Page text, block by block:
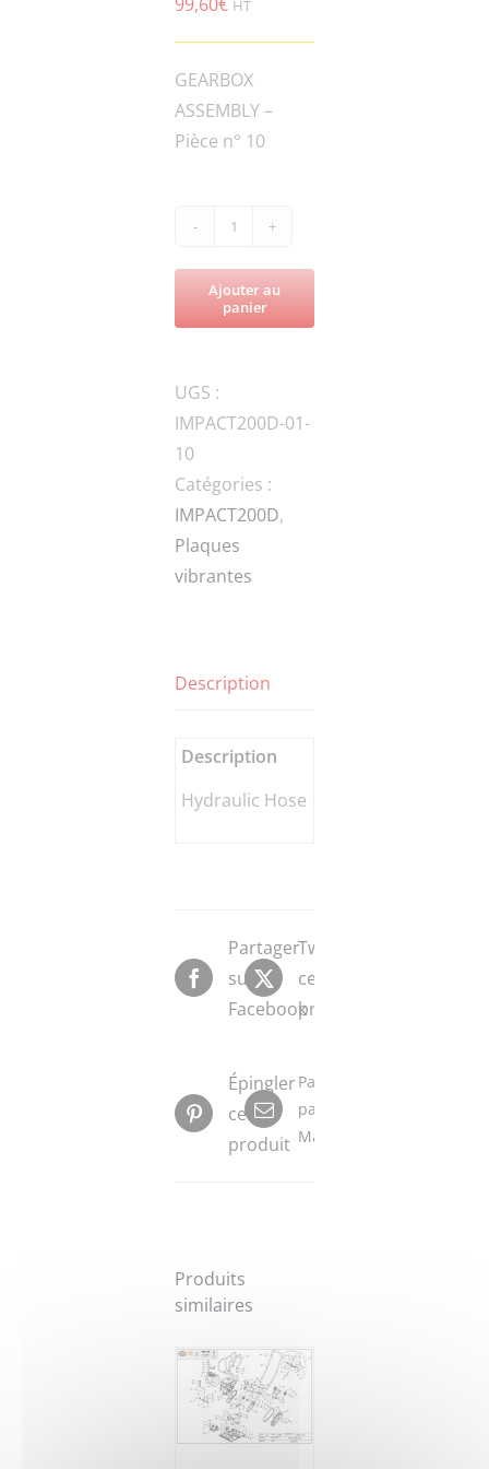
99,60€ HT
GEARBOX
ASSEMBLY –
Pièce n° 10
de
IMPACT200D-
200-
Hydraulic
Ajouter au
panier
UGS :
IMPACT200D-01-
10
Catégories :
IMPACT200D,
Plaques
vibrantes
Description
Description
Hydraulic Hose
Partager
sur
Facebook
Tweeter
ce
produit
Épingler
ce
produit
Partager
par
Mail
Produits
similaires